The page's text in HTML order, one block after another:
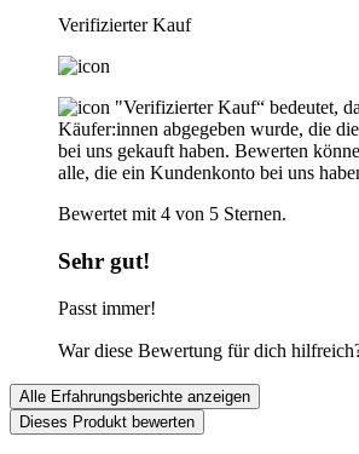
Verifizierter Kauf
"Verifizierter Kauf“ bedeutet,
Käufer:innen abgegeben wurde, die
bei uns gekauft haben. Bewerten
alle, die ein Kundenkonto bei uns
Bewertet mit 4 von 5 Sternen.
Sehr gut!
Passt immer!
War diese Bewertung für dich
Alle Erfahrungsberichte anzeigen
Dieses Produkt bewerten